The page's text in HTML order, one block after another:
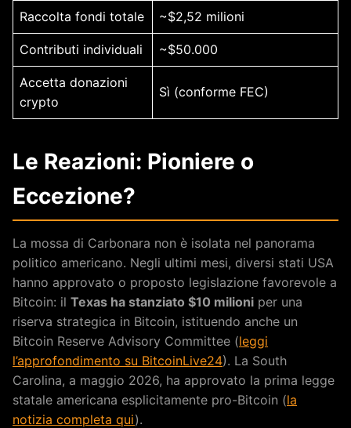
Raccolta fondi totale ~$2,52 milioni
Contributi individuali ~$50.000
Accetta donazioni
crypto
Sì (conforme FEC)
Le Reazioni: Pioniere o
Eccezione?
La mossa di Carbonara non è isolata nel panorama
politico americano. Negli ultimi mesi, diversi stati USA
hanno approvato o proposto legislazione favorevole a
Bitcoin: il Texas ha stanziato $10 milioni per una
riserva strategica in Bitcoin, istituendo anche un
Bitcoin Reserve Advisory Committee (leggi
l’approfondimento su BitcoinLive24). La South
Carolina, a maggio 2026, ha approvato la prima legge
statale americana esplicitamente pro-Bitcoin (la
notizia completa qui).